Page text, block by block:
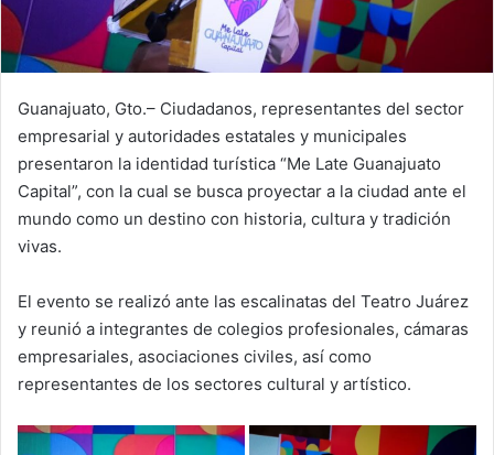
Guanajuato, Gto.– Ciudadanos, representantes del sector
empresarial y autoridades estatales y municipales
presentaron la identidad turística “Me Late Guanajuato
Capital”, con la cual se busca proyectar a la ciudad ante el
mundo como un destino con historia, cultura y tradición
vivas.
El evento se realizó ante las escalinatas del Teatro Juárez
y reunió a integrantes de colegios profesionales, cámaras
empresariales, asociaciones civiles, así como
representantes de los sectores cultural y artístico.